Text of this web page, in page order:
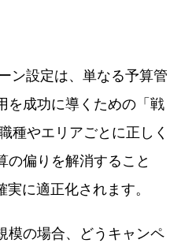
ン設定は、単なる予算管
を成功に導くための「戦
種やエリアごとに正しく
の偏りを解消すること
に適正化されます。
模の場合、どうキャンペ